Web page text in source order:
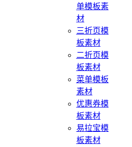
单模板素
材
三折页模
板素材
二折页模
板素材
菜单模板
素材
优惠券模
板素材
易拉宝模
板素材